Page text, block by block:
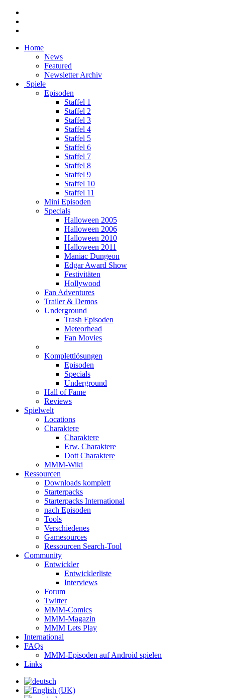
Home
News
Featured
Newsletter Archiv
Spiele
Episoden
Staffel 1
Staffel 2
Staffel 3
Staffel 4
Staffel 5
Staffel 6
Staffel 7
Staffel 8
Staffel 9
Staffel 10
Staffel 11
Mini Episoden
Specials
Halloween 2005
Halloween 2006
Halloween 2010
Halloween 2011
Maniac Dungeon
Edgar Award Show
Festivitäten
Hollywood
Fan Adventures
Trailer & Demos
Underground
Trash Episoden
Meteorhead
Fan Movies
Komplettlösungen
Episoden
Specials
Underground
Hall of Fame
Reviews
Spielwelt
Locations
Charaktere
Charaktere
Erw. Charaktere
Dott Charaktere
MMM-Wiki
Ressourcen
Downloads komplett
Starterpacks
Starterpacks International
nach Episoden
Tools
Verschiedenes
Gamesources
Ressourcen Search-Tool
Community
Entwickler
Entwicklerliste
Interviews
Forum
Twitter
MMM-Comics
MMM-Magazin
MMM Lets Play
International
FAQs
MMM-Episoden auf Android spielen
Links